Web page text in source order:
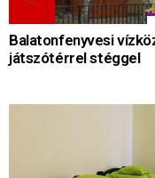
Balatonfenyvesi
játszótérrel stéggel